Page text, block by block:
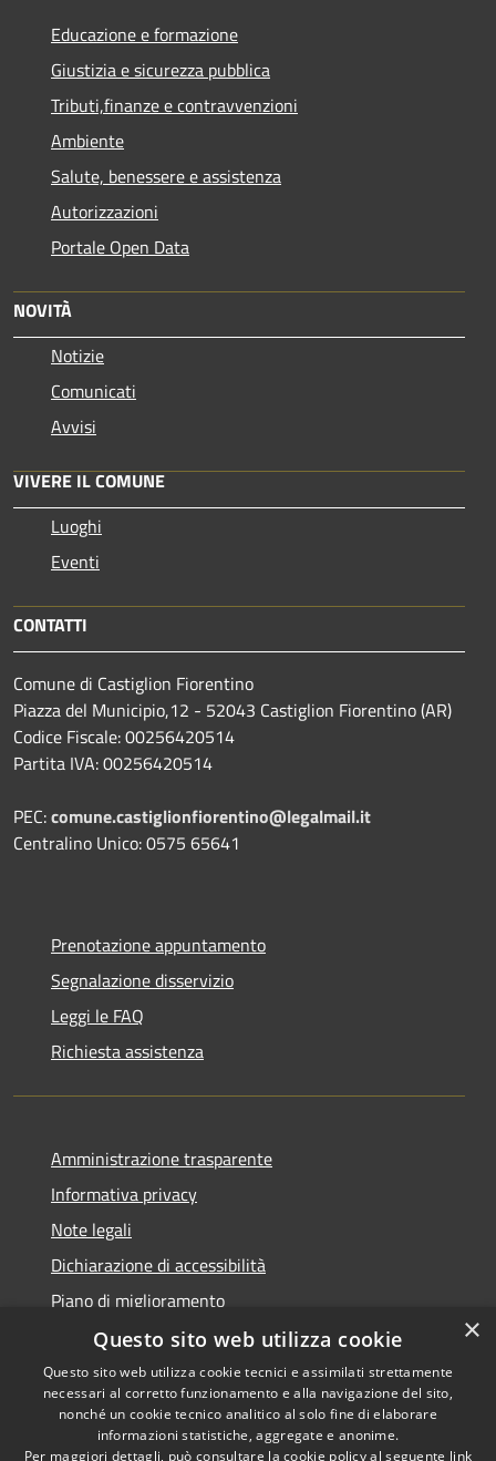
Educazione e formazione
Giustizia e sicurezza pubblica
Tributi,finanze e contravvenzioni
Ambiente
Salute, benessere e assistenza
Autorizzazioni
Portale Open Data
NOVITÀ
Notizie
Comunicati
Avvisi
VIVERE IL COMUNE
Luoghi
Eventi
CONTATTI
Comune di Castiglion Fiorentino
Piazza del Municipio,12 - 52043 Castiglion Fiorentino (AR)
Codice Fiscale: 00256420514
Partita IVA: 00256420514
PEC:comune.castiglionfiorentino@legalmail.it
Centralino Unico: 0575 65641
Prenotazione appuntamento
Segnalazione disservizio
Leggi le FAQ
Richiesta assistenza
Amministrazione trasparente
Informativa privacy
Note legali
Dichiarazione di accessibilità
Piano di miglioramento
Accessibilità
Copyright © 2026 • Comune di
Castiglion Fiorentino •
×
Questo sito web utilizza cookie
Questo sito web utilizza cookie tecnici e assimilati strettamente
necessari al corretto funzionamento e alla navigazione del sito,
nonché un cookie tecnico analitico al solo fine di elaborare
informazioni statistiche, aggregate e anonime.
Per maggiori dettagli, può consultare la cookie policy al seguente link